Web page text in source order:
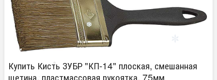
Купить Кисть ЗУБР "КП-14" плоская, смешанная
щетина, пластмассовая рукоятка, 75мм